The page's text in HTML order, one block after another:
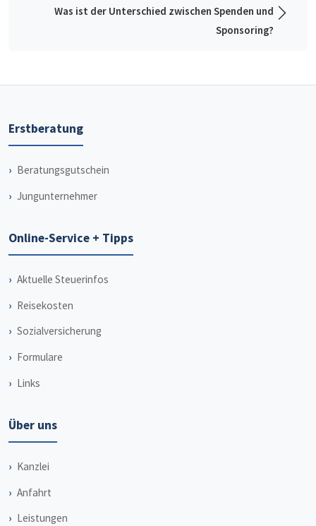
Was ist der Unterschied zwischen Spenden und
Sponsoring?
Erstberatung
Beratungsgutschein
Jungunternehmer
Online-Service + Tipps
Aktuelle Steuerinfos
Reisekosten
Sozialversicherung
Formulare
Links
Über uns
Kanzlei
Anfahrt
Leistungen